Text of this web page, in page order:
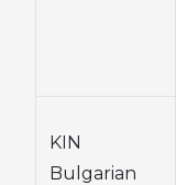
KIN
Bulgarian